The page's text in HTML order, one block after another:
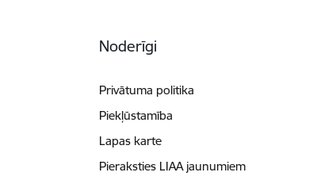
Noderīgi
Privātuma politika
Piekļūstamība
Lapas karte
Pieraksties LIAA jaunumiem